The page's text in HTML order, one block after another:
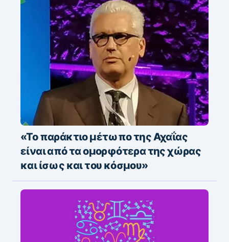
«To παράκτιο μέτωπο της Αχαΐας
είναι από τα ομορφότερα της χώρας
και ίσως και του κόσμου»